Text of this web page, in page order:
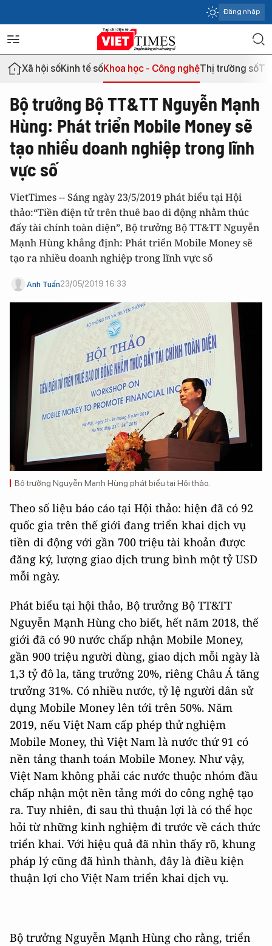
Đăng nhập
Xã hội sốKinh tế sốKhoa học - Công nghệThị trường số
Bộ trưởng Bộ TT&TT Nguyễn Mạnh
Hùng: Phát triển Mobile Money sẽ
tạo nhiều doanh nghiệp trong lĩnh
vực số
VietTimes -- Sáng ngày 23/5/2019 phát biểu tại Hội
thảo:“Tiền điện tử trên thuê bao di động nhằm thúc
đẩy tài chính toàn diện”, Bộ trưởng Bộ TT&TT Nguyễn
Mạnh Hùng khẳng định: Phát triển Mobile Money sẽ
tạo ra nhiều doanh nghiệp trong lĩnh vực số
Anh Tuấn23/05/2019 16:33
Bộ trưởng Nguyễn Mạnh Hùng phát biểu tại Hội thảo.
Theo số liệu báo cáo tại Hội thảo: hiện đã có 92
quốc gia trên thế giới đang triển khai dịch vụ
tiền di động với gần 700 triệu tài khoản được
đăng ký, lượng giao dịch trung bình một tỷ USD
mỗi ngày.
Phát biểu tại hội thảo, Bộ trưởng Bộ TT&TT
Nguyễn Mạnh Hùng cho biết, hết năm 2018, thế
giới đã có 90 nước chấp nhận Mobile Money,
gần 900 triệu người dùng, giao dịch mỗi ngày là
1,3 tỷ đô la, tăng trưởng 20%, riêng Châu Á tăng
trưởng 31%. Có nhiều nước, tỷ lệ người dân sử
dụng Mobile Money lên tới trên 50%. Năm
2019, nếu Việt Nam cấp phép thử nghiệm
Mobile Money, thì Việt Nam là nước thứ 91 có
nền tảng thanh toán Mobile Money. Như vậy,
Việt Nam không phải các nước thuộc nhóm đầu
chấp nhận một nền tảng mới do công nghệ tạo
ra. Tuy nhiên, đi sau thì thuận lợi là có thể học
hỏi từ những kinh nghiệm đi trước về cách thức
triển khai. Với hiệu quả đã nhìn thấy rõ, khung
pháp lý cũng đã hình thành, đây là điều kiện
thuận lợi cho Việt Nam triển khai dịch vụ.
Bộ trưởng Nguyễn Mạnh Hùng cho rằng, triển